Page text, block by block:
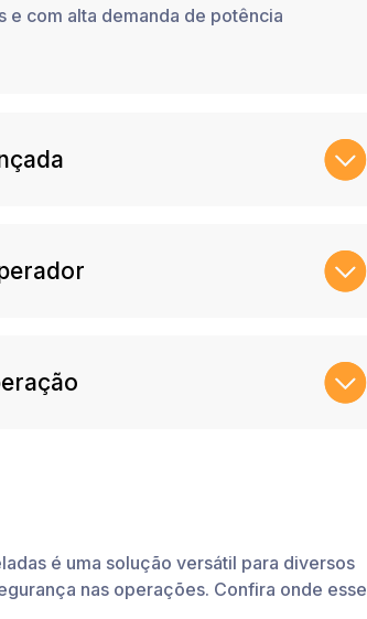
e com alta demanda de potência
é uma solução versátil para diversos
nas operações. Confira onde esse